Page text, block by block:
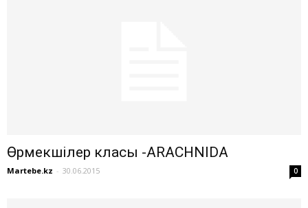
Өрмекшілер класы -ARACHNIDA
Martebe.kz - 30.06.2015 0